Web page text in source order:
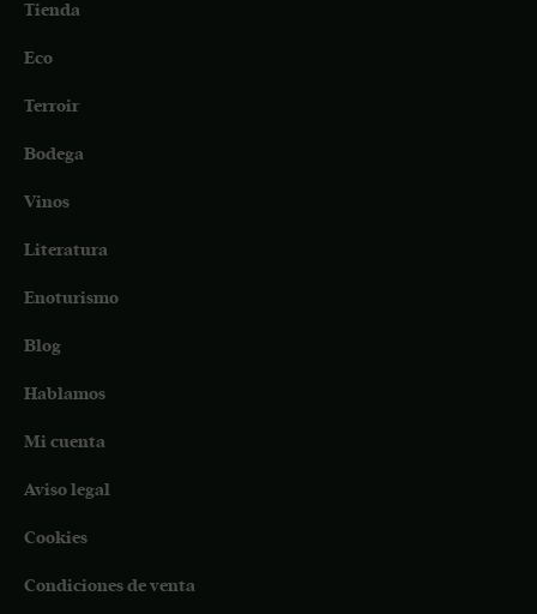
Tienda
Eco
Terroir
Bodega
Vinos
Literatura
Enoturismo
Blog
Hablamos
Mi cuenta
Aviso legal
Cookies
Condiciones de venta